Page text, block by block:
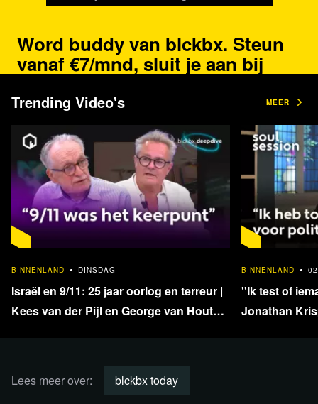
Word buddy van blckbx. Steun
vanaf €7/mnd, sluit je aan bij
impact.
Word buddy
Wat kan je deze uitzending
verwachten?
InGroot-Brittannië
socialmediaverbodaangekondigd. Iedereen onder de
16 jaar zou geen toegang meer mogen hebben tot
uitvoerbaar met, jawel, eendigital ID
Trending Video's MEER
BINNENLAND
DINSDAG
Israël en 9/11: 25 jaar oorlog en terreur |
Kees van der Pijl en George van Houts -
BINNENLAND
''Ik test of
Jonathan
Lees meer over: blckbx today